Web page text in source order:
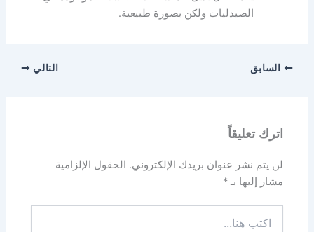
الصيدليات ولكن بصورة طبيعية.
السابق التالي
اترك تعليقاً
لن يتم نشر عنوان بريدك الإلكتروني. الحقول الإلزامية
مشار إليها بـ*
هنا...